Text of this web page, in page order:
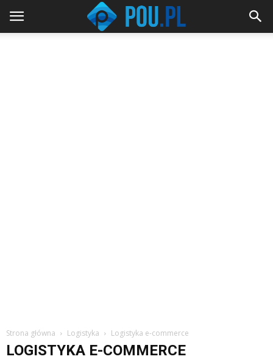
Strona główna Logistyka Logistyka e-commerce
LOGISTYKA E-COMMERCE